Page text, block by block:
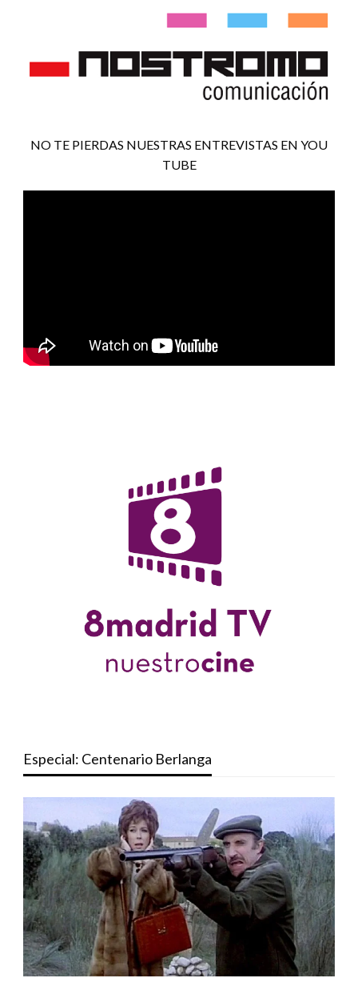
NO TE PIERDAS NUESTRAS ENTREVISTAS EN YOU
TUBE
Especial: Centenario Berlanga